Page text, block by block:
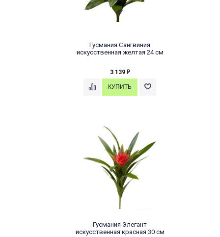
Гусмания Сангвиния
искусственная желтая 24 см
3 139 ₽
Гусмания Элегант
искусственная красная 30 см